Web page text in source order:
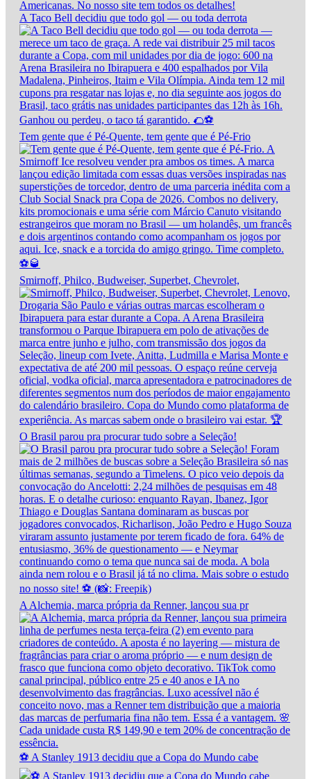
A Taco Bell decidiu que todo gol — ou toda derrota
Tem gente que é Pé-Quente, tem gente que é Pé-Frio
Smirnoff, Philco, Budweiser, Superbet, Chevrolet,
O Brasil parou pra procurar tudo sobre a Seleção!
A Alchemia, marca própria da Renner, lançou sua pr
⚽ A Stanley 1913 decidiu que a Copa do Mundo cabe